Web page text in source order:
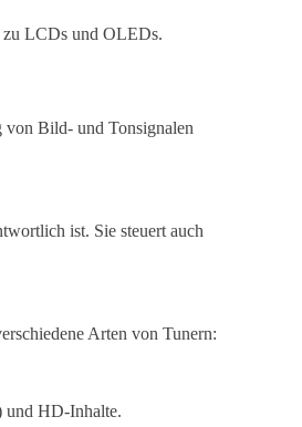
zu LCDs und OLEDs.
von Bild- und Tonsignalen
ist. Sie steuert auch
Arten von Tunern:
HD-Inhalte.